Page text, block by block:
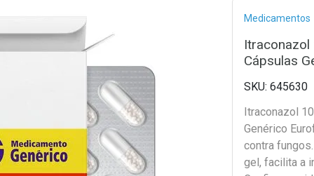
Medicamentos
Cápsulas
645630
Itraconazol
Genérico
contra
gel, facilita a